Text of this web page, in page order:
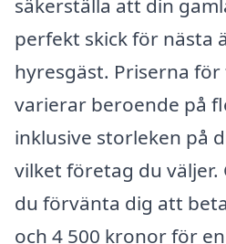
säkerställa att din
perfekt skick för nästa
hyresgäst. Priserna
varierar beroende på
inklusive storleken på
vilket företag du väljer.
du förvänta dig att
och 4 500 kronor för